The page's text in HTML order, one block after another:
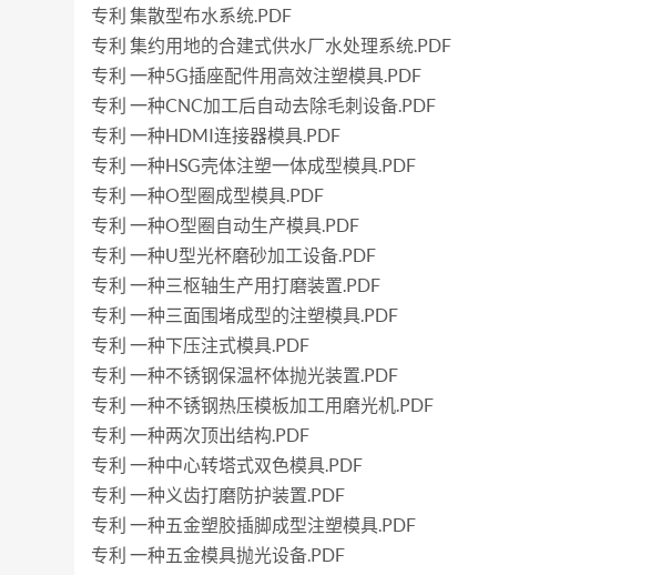
专利 集散型布水系统.PDF
专利 集约用地的合建式供水厂水处理系统.PDF
专利 一种5G插座配件用高效注塑模具.PDF
专利 一种CNC加工后自动去除毛刺设备.PDF
专利 一种HDMI连接器模具.PDF
专利 一种HSG壳体注塑一体成型模具.PDF
专利 一种O型圈成型模具.PDF
专利 一种O型圈自动生产模具.PDF
专利 一种U型光杯磨砂加工设备.PDF
专利 一种三枢轴生产用打磨装置.PDF
专利 一种三面围堵成型的注塑模具.PDF
专利 一种下压注式模具.PDF
专利 一种不锈钢保温杯体抛光装置.PDF
专利 一种不锈钢热压模板加工用磨光机.PDF
专利 一种两次顶出结构.PDF
专利 一种中心转塔式双色模具.PDF
专利 一种义齿打磨防护装置.PDF
专利 一种五金塑胶插脚成型注塑模具.PDF
专利 一种五金模具抛光设备.PDF